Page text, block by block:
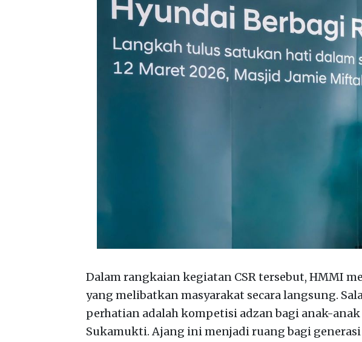
Dalam rangkaian kegiatan CSR tersebut, HMMI
yang melibatkan masyarakat secara langsung.
perhatian adalah kompetisi adzan bagi anak-
Sukamukti. Ajang ini menjadi ruang bagi